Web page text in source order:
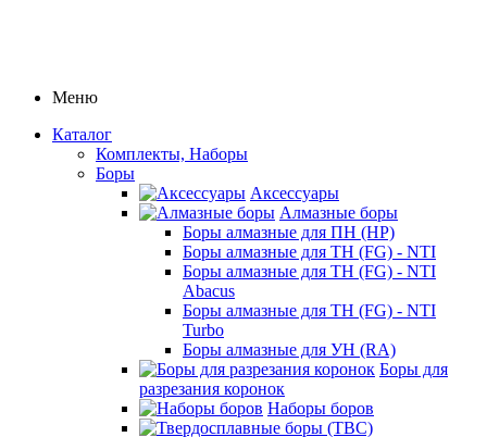
Меню
Каталог
Комплекты, Наборы
Боры
Аксессуары
Алмазные боры
Боры алмазные для ПН (HP)
Боры алмазные для ТН (FG) - NTI
Боры алмазные для ТН (FG) - NTI
Abacus
Боры алмазные для ТН (FG) - NTI
Turbo
Боры алмазные для УН (RA)
Боры для
разрезания коронок
Наборы боров